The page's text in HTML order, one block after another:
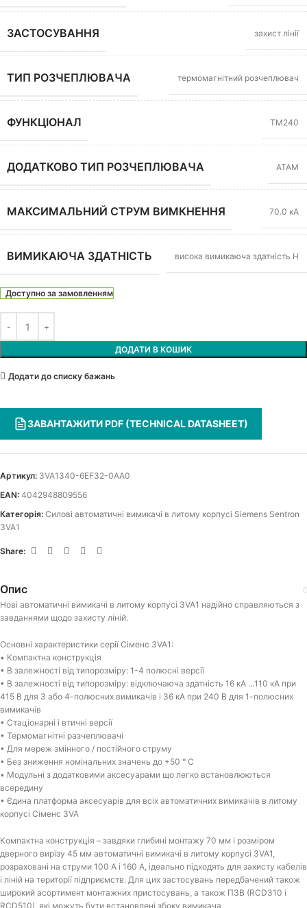
ЗАСТОСУВАННЯ захист лінії
ТИП РОЗЧЕПЛЮВАЧА термомагнітний розчеплювач
ФУНКЦІОНАЛ TM240
ДОДАТКОВО ТИП РОЗЧЕПЛЮВАЧА ATAM
МАКСИМАЛЬНИЙ СТРУМ ВИМКНЕННЯ 70.0 кА
ВИМИКАЮЧА ЗДАТНІСТЬ висока вимикаюча здатність H
Доступно за замовленням
ДОДАТИ В КОШИК
Додати до списку бажань
ЗАВАНТАЖИТИ PDF (TECHNICAL DATASHEET)
EAN: 4042948809556
Артикул: 3VA1340-6EF32-0AA0
Категорія: Силові автоматичні вимикачі в литому корпусі Siemens Sentron
3VA1
Share:
Опис
Нові автоматичні вимикачі в литому корпусі 3VA1 надійно справляються з
завданнями щодо захисту ліній.
Основні характеристики серії Сіменс 3VA1:
• Компактна конструкція
• В залежності від типорозміру: 1-4 полюсні версії
• В залежності від типорозміру: відключаюча здатність 16 кА …110 кА при
415 В для 3 або 4-полюсних вимикачів і 36 кА при 240 В для 1-полюсних
вимикачів
• Стаціонарні і втичні версії
• Термомагнітні разчеплювачі
• Для мереж змінного / постійного струму
• Без зниження номінальних значень до +50 ° C
• Модульні з додатковими аксесуарами що легко встановлюються
всередину
• Єдина платформа аксесуарів для всіх автоматичних вимикачів в литому
корпусі Сіменс 3VA
Компактна конструкція – завдяки глибині монтажу 70 мм і розміром
дверного вирізу 45 мм автоматичні вимикачі в литому корпусі 3VA1,
розраховані на струми 100 A і 160 A, ідеально підходять для захисту кабелів
і ліній на території підприємств. Для цих застосувань передбачений також
широкий асортимент монтажних пристосувань, а також ПЗВ (RCD310 і
RCD510), які можуть бути встановлені збоку вимикача.